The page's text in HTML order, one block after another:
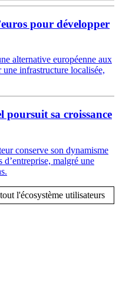
pour développer
alternative européenne aux
une infrastructure localisée,
poursuit sa croissance
conserve son dynamisme
malgré une
l'écosystème utilisateurs